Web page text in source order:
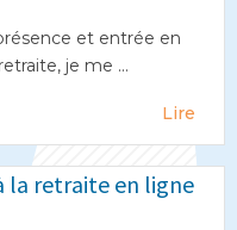
et entrée en
je me ...
Lire
la retraite en ligne